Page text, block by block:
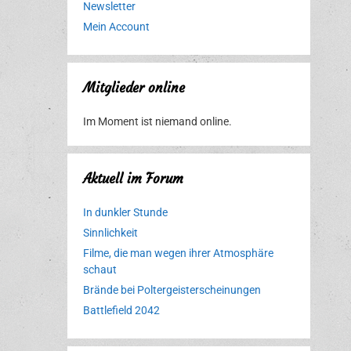
Newsletter
Mein Account
Mitglieder online
Im Moment ist niemand online.
Aktuell im Forum
In dunkler Stunde
Sinnlichkeit
Filme, die man wegen ihrer Atmosphäre
schaut
Brände bei Poltergeisterscheinungen
Battlefield 2042